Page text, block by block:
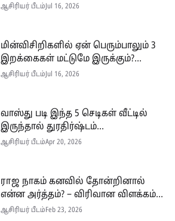
ஆசிரியர் பீடம்Jul 16, 2026
மின்விசிறிகளில் ஏன் பெரும்பாலும் 3
இறக்கைகள் மட்டுமே இருக்கும்?...
ஆசிரியர் பீடம்Jul 16, 2026
வாஸ்து படி இந்த 5 செடிகள் வீட்டில்
இருந்தால் துரதிர்ஷ்டம்...
ஆசிரியர் பீடம்Apr 20, 2026
ராஜ நாகம் கனவில் தோன்றினால்
என்ன அர்த்தம்? – விரிவான விளக்கம்...
ஆசிரியர் பீடம்Feb 23, 2026